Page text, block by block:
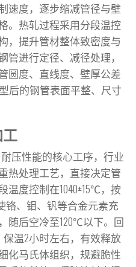
速度，逐步缩减管径与壁
。热轧过程采用分段温控
，提升管材整体致密度与
进行定径、减径处理，
圆度、直线度、壁厚公差
后的钢管表面平整、尺寸
压性能的核心工序，行业
热处理工艺，直接决定管
温度控制在1040±15℃，按
铬、钼、钒等合金元素充
随后空冷至120℃以下。回
温2小时左右，有效释放
化马氏体组织，规避脆性